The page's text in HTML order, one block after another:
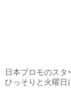
日本プロモのスタ
ひっそりと火曜日